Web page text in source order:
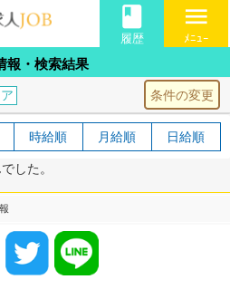
book
履歴
menu
ﾒﾆｭｰ
報・検索結果
条件の変更
時給順 月給順 日給順
した。